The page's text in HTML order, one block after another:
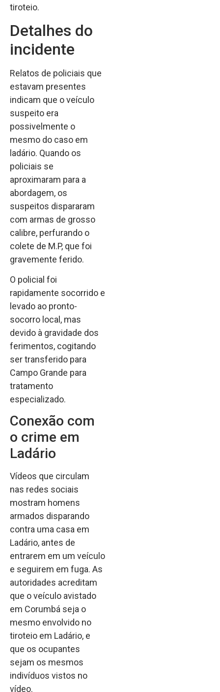
tiroteio.
Detalhes do
incidente
Relatos de policiais que
estavam presentes
indicam que o veículo
suspeito era
possivelmente o
mesmo do caso em
ladário. Quando os
policiais se
aproximaram para a
abordagem, os
suspeitos dispararam
com armas de grosso
calibre, perfurando o
colete de M.P, que foi
gravemente ferido.
O policial foi
rapidamente socorrido e
levado ao pronto-
socorro local, mas
devido à gravidade dos
ferimentos, cogitando
ser transferido para
Campo Grande para
tratamento
especializado.
Conexão com
o crime em
Ladário
Vídeos que circulam
nas redes sociais
mostram homens
armados disparando
contra uma casa em
Ladário, antes de
entrarem em um veículo
e seguirem em fuga. As
autoridades acreditam
que o veículo avistado
em Corumbá seja o
mesmo envolvido no
tiroteio em Ladário, e
que os ocupantes
sejam os mesmos
indivíduos vistos no
vídeo.